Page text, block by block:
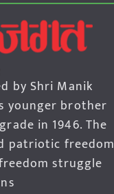
by Shri Manik
younger brother
in 1946. The
patriotic freedom
struggle